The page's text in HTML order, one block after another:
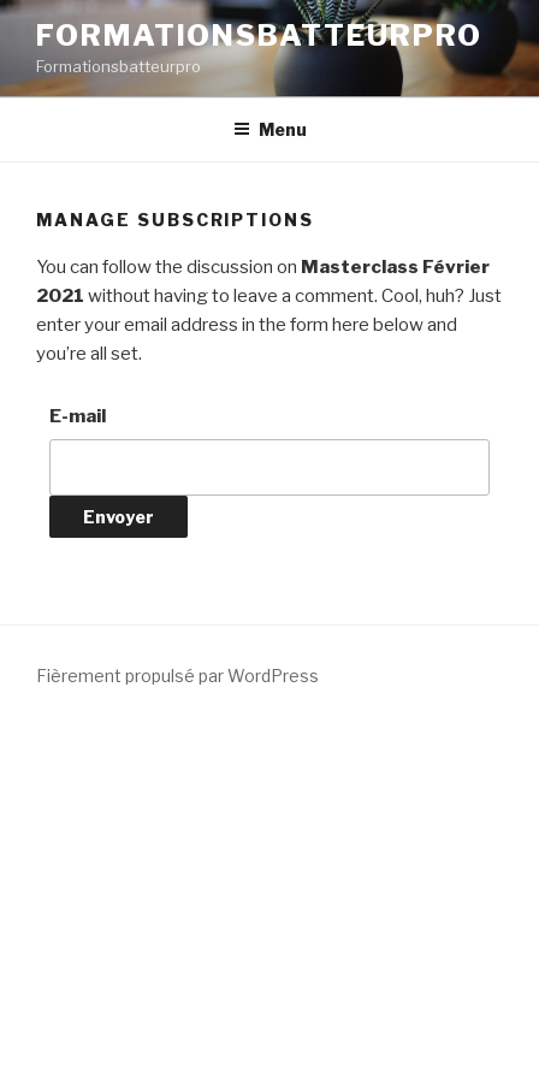
Aller
contenu
principal
FORMATIONSBATTEURPRO
Formationsbatteurpro
Menu
MANAGE SUBSCRIPTIONS
You can follow the discussion on Masterclass Février
2021 without having to leave a comment. Cool, huh? Just
enter your email address in the form here below and
you’re all set.
E-mail
Fièrement propulsé par WordPress